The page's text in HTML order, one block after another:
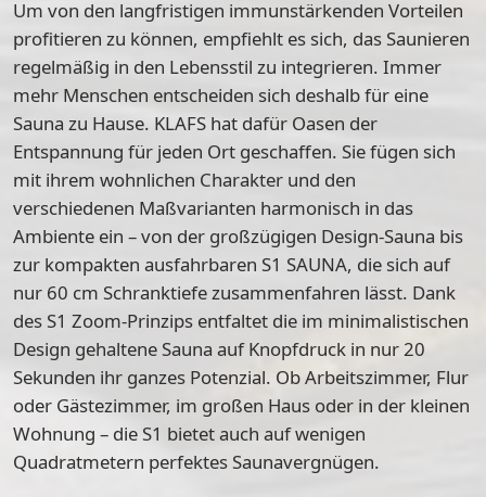
Um von den langfristigen immunstärkenden Vorteilen
profitieren zu können, empfiehlt es sich, das Saunieren
regelmäßig in den Lebensstil zu integrieren. Immer
mehr Menschen entscheiden sich deshalb für eine
Sauna zu Hause. KLAFS hat dafür Oasen der
Entspannung für jeden Ort geschaffen. Sie fügen sich
mit ihrem wohnlichen Charakter und den
verschiedenen Maßvarianten harmonisch in das
Ambiente ein – von der großzügigen Design-Sauna bis
zur kompakten ausfahrbaren S1 SAUNA, die sich auf
nur 60 cm Schranktiefe zusammenfahren lässt. Dank
des S1 Zoom-Prinzips entfaltet die im minimalistischen
Design gehaltene Sauna auf Knopfdruck in nur 20
Sekunden ihr ganzes Potenzial. Ob Arbeitszimmer, Flur
oder Gästezimmer, im großen Haus oder in der kleinen
Wohnung – die S1 bietet auch auf wenigen
Quadratmetern perfektes Saunavergnügen.